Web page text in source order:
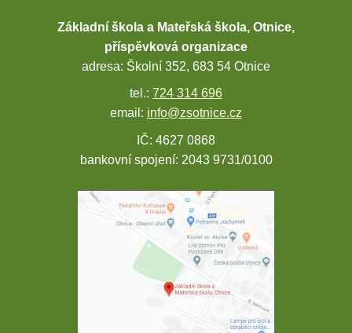
Základní škola a Mateřská škola, Otnice,
příspěvková organizace
adresa: Školní 352, 683 54 Otnice
tel.: 724 314 696
email: info@zsotnice.cz
IČ: 4627 0868
bankovní spojení: 2043 9731/0100